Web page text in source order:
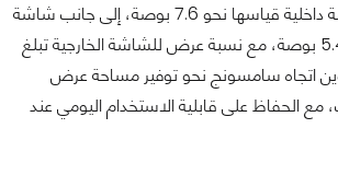
Wide قد يأتي بشاشة داخلية قياسها نحو 7.6 بوصة، إلى جانب شاشة
خارجية بحجم يقارب 5.4 بوصة، مع نسبة عرض للشاشة الخارجية تبلغ
اتجاه سامسونج نحو توفير مساحة عرض
مع الحفاظ على قابلية الاستخدام اليومي عند